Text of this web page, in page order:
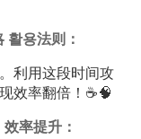
활용法则：
利用这段时间攻
效率翻倍！☕️🧠
率提升：